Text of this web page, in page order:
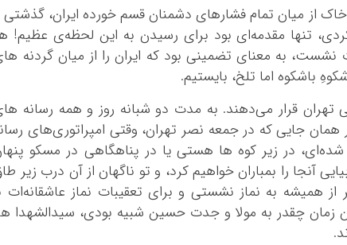
چهار محال و
خراسان جنوبی
خراسان رضوی
خوزستان
زنجان
سمنان
سیستان و
فارس
قزوین
از میان تمام فشارهای دشمنان قسم خورده ایران، گذشتی
تنها مقدمه‌ای بود برای رسیدن به این لحظه‌ی عظیم!
به معنای تضمینی بود که ایران را از میان گردنه
باشکوه اما تلخ، بایستیم.
قرار می‌دهند. به مدت دو شبانه روز و همه رسانه
جایی که در جمعه نصر تهران، وقتی امپراتوری‌های
در زیر کوه ها هستی یا در پناهگاهی در مسکو
آنجا را بمباران خواهیم کرد، و تو ناگهان از آن درب زیر
همیشه به نماز نشستی و برای تعقیبات نماز عاشقانه‌ات
زمان چقدر به مولا و جدت حسین شبیه بودی، سیدالشهدا